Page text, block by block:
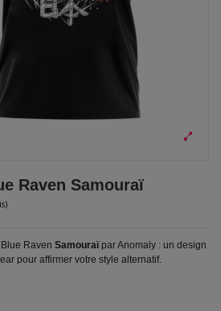
Raven Samouraï
Raven Samouraïpar Anomaly : un design
pour affirmer votre style alternatif.